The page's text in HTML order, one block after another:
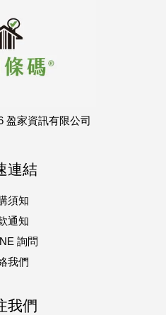
盈家資訊有限公司
連結
須知
通知
詢問
我們
我們